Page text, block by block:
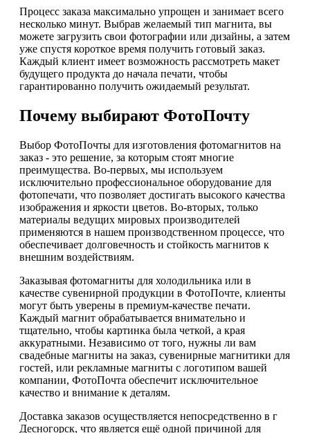
Процесс заказа максимально упрощен и занимает всего
несколько минут. Выбрав желаемый тип магнита, вы
можете загрузить свои фотографии или дизайны, а затем
уже спустя короткое время получить готовый заказ.
Каждый клиент имеет возможность рассмотреть макет
будущего продукта до начала печати, чтобы
гарантированно получить ожидаемый результат.
Почему выбирают ФотоПочту
Выбор ФотоПочты для изготовления фотомагнитов на
заказ - это решение, за которым стоят многие
преимущества. Во-первых, мы используем
исключительно профессиональное оборудование для
фотопечати, что позволяет достигать высокого качества
изображения и яркости цветов. Во-вторых, только
материалы ведущих мировых производителей
применяются в нашем производственном процессе, что
обеспечивает долговечность и стойкость магнитов к
внешним воздействиям.
Заказывая фотомагниты для холодильника или в
качестве сувенирной продукции в ФотоПочте, клиенты
могут быть уверены в премиум-качестве печати.
Каждый магнит обрабатывается внимательно и
тщательно, чтобы картинка была четкой, а края
аккуратными. Независимо от того, нужны ли вам
свадебные магниты на заказ, сувенирные магнитики для
гостей, или рекламные магниты с логотипом вашей
компании, ФотоПочта обеспечит исключительное
качество и внимание к деталям.
Доставка заказов осуществляется непосредственно в г
Десногорск, что является ещё одной причиной для